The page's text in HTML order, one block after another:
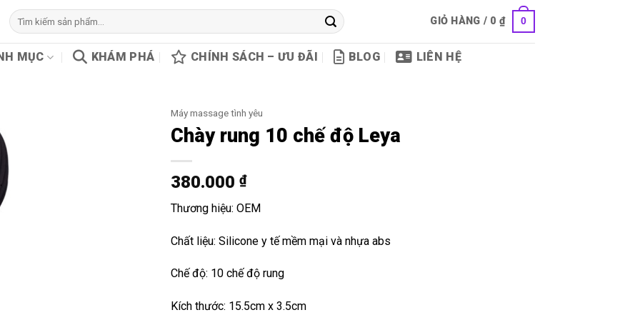
Tìm
kiếm:
GIỎ HÀNG / 0₫ 0
MỤC KHÁM PHÁ CHÍNH SÁCH – ƯU ĐÃI BLOG LIÊN HỆ
Máy massage tình yêu
Chày rung 10 chế độ Leya
380.000 ₫
Thương hiệu: OEM
Chất liệu: Silicone y tế mềm mại và nhựa abs
Chế độ: 10 chế độ rung
Kích thước: 15.5cm x 3.5cm